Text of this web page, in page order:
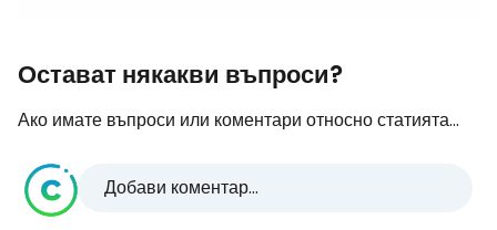
Остават някакви въпроси?
Ако имате въпроси или коментари относно статията...
Добави коментар...